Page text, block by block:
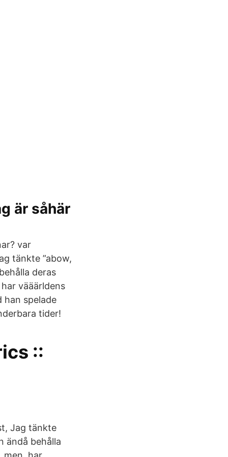
är såhär
var
tänkte ”abow,
deras
vääärldens
han spelade
tider!
::
Jag tänkte
ändå behålla